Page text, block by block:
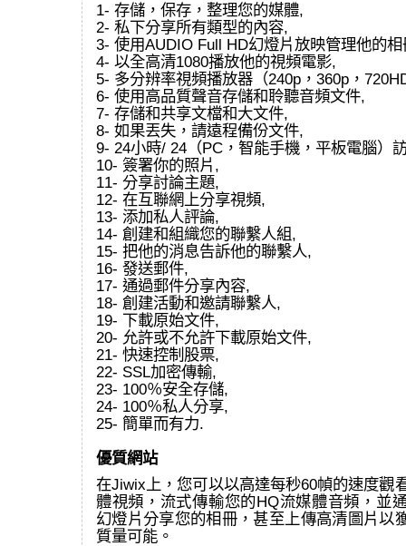
1- 存儲，保存，整理您的媒體,
2- 私下分享所有類型的內容,
3- 使用AUDIO Full HD幻燈片放映管理他的相
4- 以全高清1080播放他的視頻電影,
5- 多分辨率視頻播放器（240p，360p，
6- 使用高品質聲音存儲和聆聽音頻文件,
7- 存儲和共享文檔和大文件,
8- 如果丟失，請遠程備份文件,
9- 24小時/ 24（PC，智能手機，平板電腦）
10- 簽署你的照片,
11- 分享討論主題,
12- 在互聯網上分享視頻,
13- 添加私人評論,
14- 創建和組織您的聯繫人組,
15- 把他的消息告訴他的聯繫人,
16- 發送郵件,
17- 通過郵件分享內容,
18- 創建活動和邀請聯繫人,
19- 下載原始文件,
20- 允許或不允許下載原始文件,
21- 快速控制股票,
22- SSL加密傳輸,
23- 100％安全存儲,
24- 100％私人分享,
25- 簡單而有力.
優質網站
在Jiwix上，您可以以高達每秒60幀的速度觀
體視頻，流式傳輸您的HQ流媒體音頻，並
幻燈片分享您的相冊，甚至上傳高清圖片以
質量可能。